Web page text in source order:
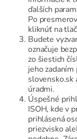
ďalších
Po
kliknúť na
Budete
označuje
zo šiestich
jeho
slovensko.sk
úradmi.
Úspešné
ISOH, kde v
prihlásená
priezvisko